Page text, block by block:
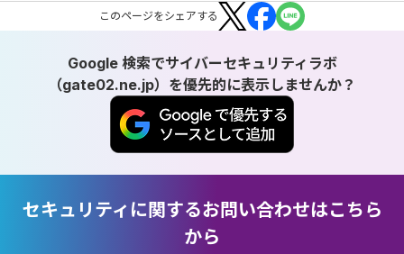
このページをシェアする
Google 検索でサイバーセキュリティラボ
（gate02.ne.jp）を優先的に表示しませんか？
セキュリティに関するお問い合わせはこちら
から